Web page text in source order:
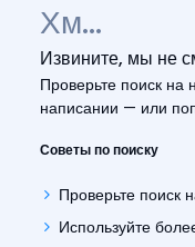
Хм...
Извините, мы не
Проверьте поиск на
написании — или
Советы по поиску
Проверьте поиск
Используйте